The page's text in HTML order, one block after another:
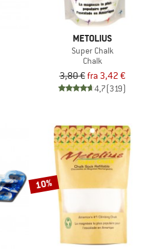
METOLIUS
Super Chalk
Chalk
3,80 €fra 3,42 €
4,7(319)
10%